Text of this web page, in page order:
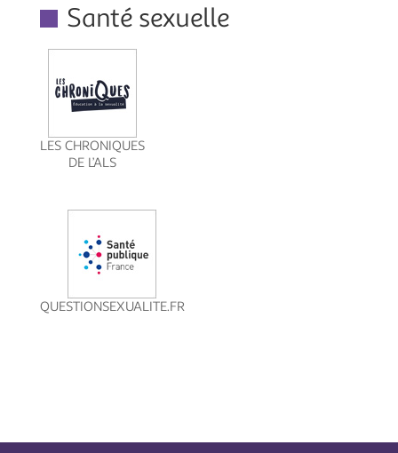
Santé sexuelle
LES CHRONIQUES
DE L’ALS
QUESTIONSEXUALITE.FR